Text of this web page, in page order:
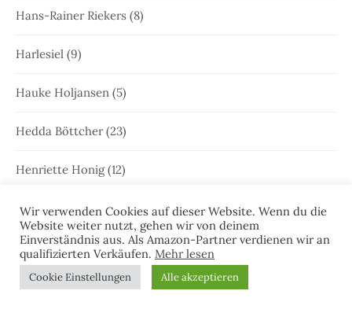
Hans-Rainer Riekers (8)
Harlesiel (9)
Hauke Holjansen (5)
Hedda Böttcher(23)
Henriette Honig(12)
Heringstage(1)
Hooksiel(1)
Hörprobe(5)
Wir verwenden Cookies auf dieser Website. Wenn du die
Website weiter nutzt, gehen wir von deinem
Einverständnis aus. Als Amazon-Partner verdienen wir an
qualifizierten Verkäufen. Mehr lesen
Cookie Einstellungen Alle akzeptieren